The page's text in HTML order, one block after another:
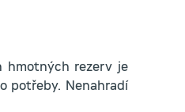
hmotných rezerv je
potřeby. Nenahradí